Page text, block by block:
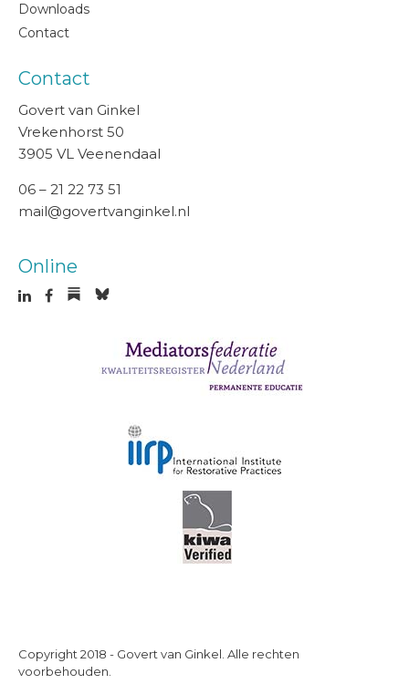
Downloads
Contact
Contact
Govert van Ginkel
Vrekenhorst 50
3905 VL Veenendaal
06 – 21 22 73 51
mail@govertvanginkel.nl
Online
Copyright 2018 - Govert van Ginkel. Alle rechten
voorbehouden.